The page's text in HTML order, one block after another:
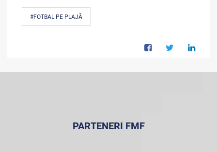
#FOTBAL PE PLAJĂ
PARTENERI FMF